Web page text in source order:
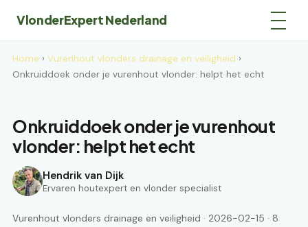
VlonderExpert Nederland
Home › Vurenhout vlonders drainage en veiligheid ›
Onkruiddoek onder je vurenhout vlonder: helpt het echt
Onkruiddoek onder je vurenhout
vlonder: helpt het echt
Hendrik van Dijk
Ervaren houtexpert en vlonder specialist
Vurenhout vlonders drainage en veiligheid · 2026-02-15 · 8